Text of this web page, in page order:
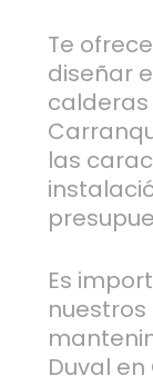
Te
diseñar
calderas
las
Es
Duval